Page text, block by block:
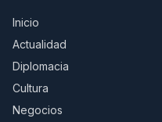
Inicio
Actualidad
Diplomacia
Cultura
Negocios